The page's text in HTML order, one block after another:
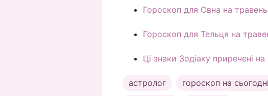
Гороскоп для Овна на
Гороскоп для Тельця на
Ці знаки Зодіаку приречені
астролог гороскоп на сьогодні